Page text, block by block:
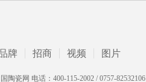
牌 招商 视频 图片
陶瓷网 电话：400-115-2002 / 0757-82532106